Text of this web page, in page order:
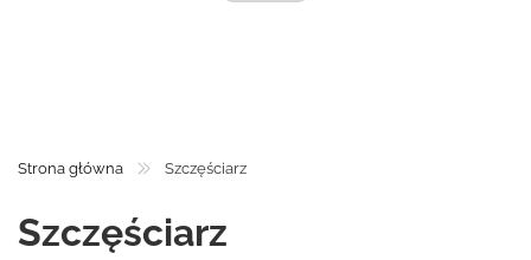
Strona główna Szczęściarz
Szczęściarz